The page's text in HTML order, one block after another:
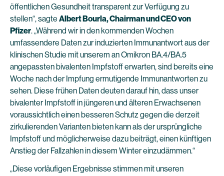
öffentlichen Gesundheit transparent zur Verfügung zu
stellen“, sagte Albert Bourla, Chairman und CEO von
Pfizer. „Während wir in den kommenden Wochen
umfassendere Daten zur induzierten Immunantwort aus der
klinischen Studie mit unserem an Omikron BA.4/BA.5
angepassten bivalenten Impfstoff erwarten, sind bereits eine
Woche nach der Impfung ermutigende Immunantworten zu
sehen. Diese frühen Daten deuten darauf hin, dass unser
bivalenter Impfstoff in jüngeren und älteren Erwachsenen
voraussichtlich einen besseren Schutz gegen die derzeit
zirkulierenden Varianten bieten kann als der ursprüngliche
Impfstoff und möglicherweise dazu beiträgt, einen künftigen
Anstieg der Fallzahlen in diesem Winter einzudämmen.“
„Diese vorläufigen Ergebnisse stimmen mit unseren